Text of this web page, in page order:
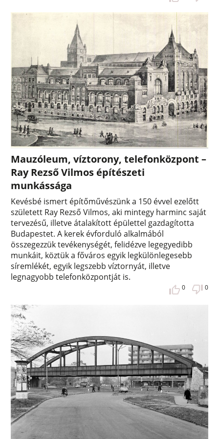
Mauzóleum, víztorony, telefonközpont –
Ray Rezső Vilmos építészeti
munkássága
Kevésbé ismert építőművészünk a 150 évvel ezelőtt
született Ray Rezső Vilmos, aki mintegy harminc saját
tervezésű, illetve átalakított épülettel gazdagította
Budapestet. A kerek évforduló alkalmából
összegezzük tevékenységét, felidézve legegyedibb
munkáit, köztük a főváros egyik legkülönlegesebb
síremlékét, egyik legszebb víztornyát, illetve
legnagyobb telefonközpontját is.
0 0